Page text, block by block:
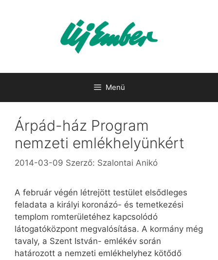
Menü
Árpád-ház Program
nemzeti emlékhelyünkért
2014-03-09 Szerző: Szalontai Anikó
A február végén létrejött testület elsődleges
feladata a királyi koronázó- és temetkezési
templom romterületéhez kapcsolódó
látogatóközpont megvalósítása. A kormány még
tavaly, a Szent István- emlékév során
határozott a nemzeti emlékhelyhez kötődő